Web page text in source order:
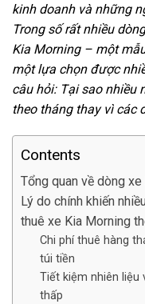
kinh doanh và những
Trong số rất nhiều
Kia Morning – một
một lựa chọn được
câu hỏi: Tại sao nhiều
theo tháng thay vì các
Contents
Tổng quan về dòng
Lý do chính khiến
thuê xe Kia Morning
Chi phí thuê hàng
túi tiền
Tiết kiệm nhiên liệu
thấp